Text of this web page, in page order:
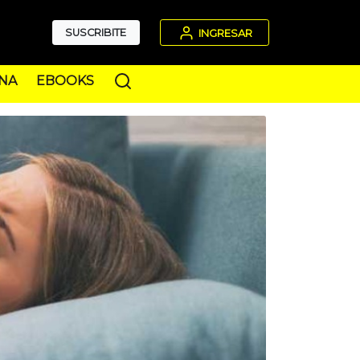
SUSCRIBITE INGRESAR
EBOOKS